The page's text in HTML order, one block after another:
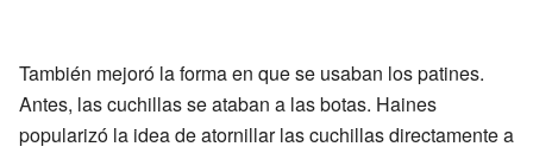
También mejoró la forma en que se usaban los patines.
Antes, las cuchillas se ataban a las botas. Haines
popularizó la idea de atornillar las cuchillas directamente a